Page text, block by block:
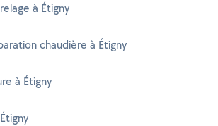
à Étigny
chaudière à Étigny
à Étigny